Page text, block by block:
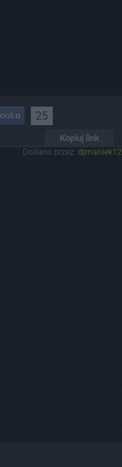
25
Kopiuj link
Dodano przez: djmaniek12